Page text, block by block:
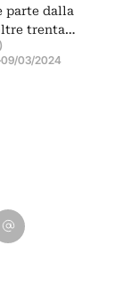
parte dalla
trenta…
09/03/2024
Pinterest
su WhatsApp
su Email